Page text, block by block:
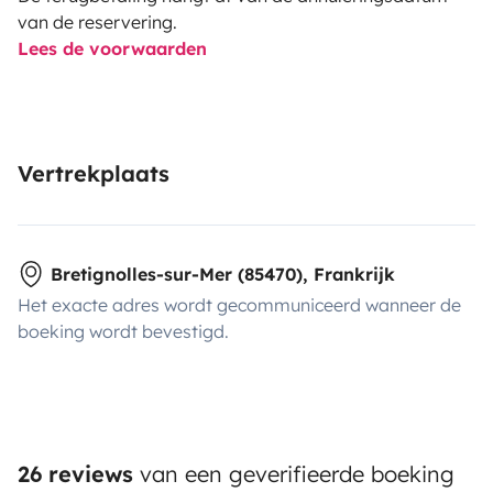
van de reservering.
Lees de voorwaarden
Vertrekplaats
Bretignolles-sur-Mer (85470), Frankrijk
Het exacte adres wordt gecommuniceerd wanneer de
boeking wordt bevestigd.
26 reviews van een geverifieerde boeking